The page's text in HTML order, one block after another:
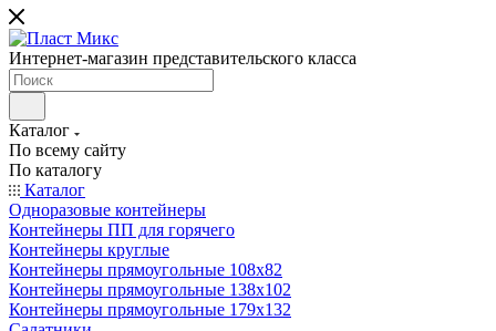
Интернет-магазин представительского класса
Каталог
По всему сайту
По каталогу
Каталог
Одноразовые контейнеры
Контейнеры ПП для горячего
Контейнеры круглые
Контейнеры прямоугольные 108х82
Контейнеры прямоугольные 138х102
Контейнеры прямоугольные 179х132